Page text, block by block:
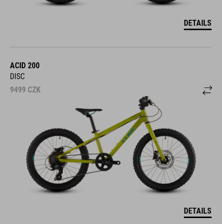
DETAILS
ACID 200
DISC
9499 CZK
DETAILS